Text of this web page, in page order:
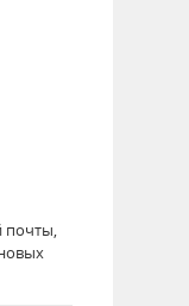
почты,